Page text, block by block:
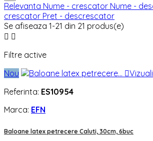
Relevanta Nume - crescator Nume -
crescator Pret - descrescator
Se afiseaza 1-21 din 21 produs(e)
 
Filtre active
Nou

Referinta: ES10954
Marca: EFN
Baloane latex petrecere Caluti, 30cm, 6buc